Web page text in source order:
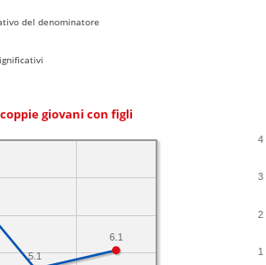
del denominatore
giovani con figli
6.1
5.1
1
2
3
4